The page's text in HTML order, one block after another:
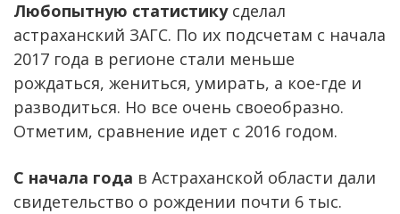
Любопытную статистикусделал
астраханский ЗАГС. По их подсчетам с начала
2017 года в регионе стали меньше
рождаться, жениться, умирать, а кое-где и
разводиться. Но все очень своеобразно.
Отметим, сравнение идет с 2016 годом.
С начала года в Астраханской области дали
свидетельство о рождении почти 6 тыс.